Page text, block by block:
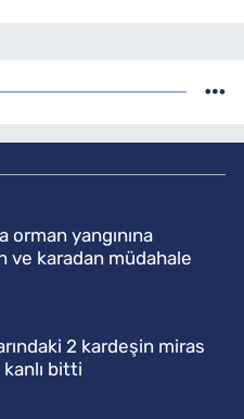
orman yangınına
ve karadan müdahale
2 kardeşin miras
kanlı bitti